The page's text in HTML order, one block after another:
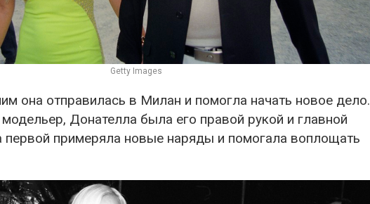
Getty Images
она отправилась в Милан и помогла начать новое дело.
Донателла была его правой рукой и главной
первой примеряла новые наряды и помогала воплощать